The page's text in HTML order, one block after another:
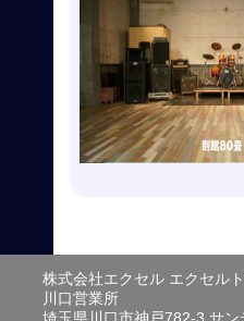
株式会社エクセル エクセル
川口営業所
埼玉県川口市神戸782-3 サン